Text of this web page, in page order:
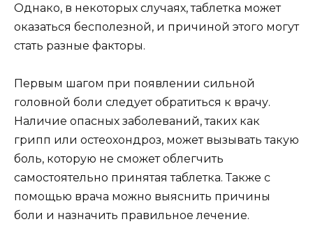
Однако, в некоторых случаях, таблетка может
оказаться бесполезной, и причиной этого могут
стать разные факторы.
Первым шагом при появлении сильной
головной боли следует обратиться к врачу.
Наличие опасных заболеваний, таких как
грипп или остеохондроз, может вызывать такую
боль, которую не сможет облегчить
самостоятельно принятая таблетка. Также с
помощью врача можно выяснить причины
боли и назначить правильное лечение.